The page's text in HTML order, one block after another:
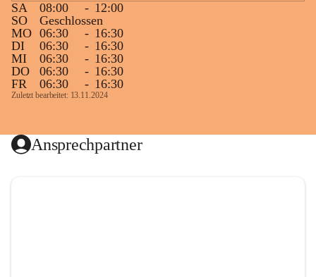
SA
08:00 - 12:00
SO
Geschlossen
MO 06:30 - 16:30
DI
06:30 - 16:30
MI
06:30 - 16:30
DO
06:30 - 16:30
FR
06:30 - 16:30
Zuletzt bearbeitet: 13.11.2024
Ansprechpartner